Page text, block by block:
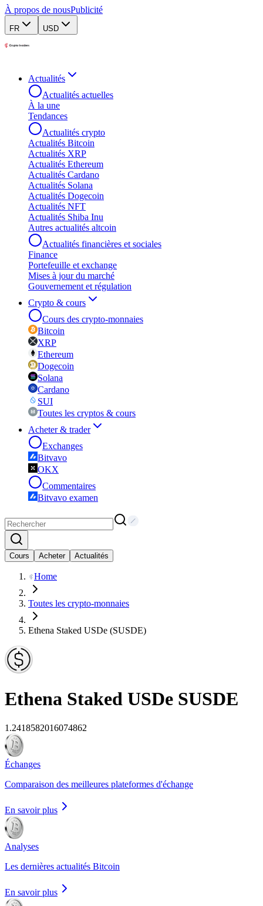
À propos de nousPublicité
FR USD
Actualités
Actualités actuelles
À la une
Tendances
Actualités crypto
Actualités Bitcoin
Actualités XRP
Actualités Ethereum
Actualités Cardano
Actualités Solana
Actualités Dogecoin
Actualités NFT
Actualités Shiba Inu
Autres actualités altcoin
Actualités financières et sociales
Finance
Portefeuille et exchange
Mises à jour du marché
Gouvernement et régulation
Crypto & cours
Cours des crypto-monnaies
Bitcoin
XRP
Ethereum
Dogecoin
Solana
Cardano
SUI
Toutes les cryptos & cours
Acheter & trader
Exchanges
Bitvavo
OKX
Commentaires
Bitvavo examen
Cours Acheter Actualités
Home
Toutes les crypto-monnaies
Ethena Staked USDe (SUSDE)
Ethena Staked USDe SUSDE
1.2418582016074862
Échanges
Comparaison des meilleures plateformes d'échange
En savoir plus
Analyses
Les dernières actualités Bitcoin
En savoir plus